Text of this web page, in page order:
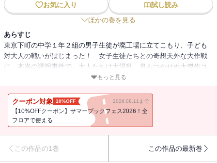
お気に入り
試し読み
ほかの巻を見る
あらすじ
東京下町の中学１年２組の男子生徒が廃工場に立てこもり、子ども
対大人の戦いがはじまった！ 女子生徒たちとの奇想天外な大作戦
に、本当の誘拐事件で、大人たちは大混乱。息もつかせぬ大傑作コ
ミカル・ミステリー！【小学上級から ★★★】
もっと見る
クーポン対象 10%OFF 2026.08.11まで
【10%OFFクーポン】サマーブックフェス2026！全
フロアで使える
この作品の1巻 この作品の最新巻